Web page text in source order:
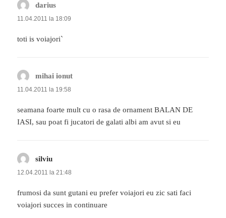
darius
11.04.2011 la 18:09
toti is voiajori`
mihai ionut
11.04.2011 la 19:58
seamana foarte mult cu o rasa de ornament BALAN DE
IASI, sau poat fi jucatori de galati albi am avut si eu
silviu
12.04.2011 la 21:48
frumosi da sunt gutani eu prefer voiajori eu zic sati faci
voiajori succes in continuare